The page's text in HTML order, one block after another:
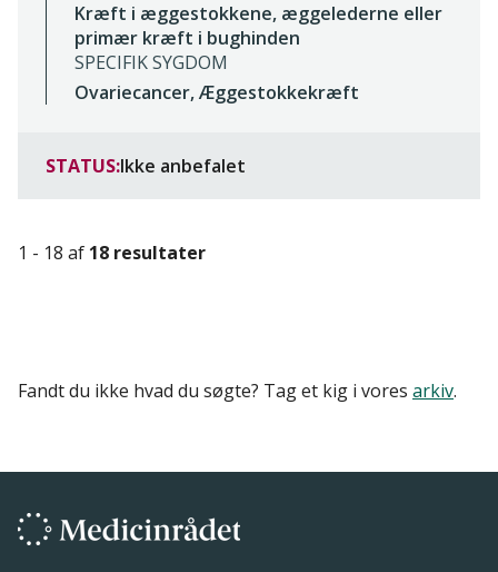
Kræft i æggestokkene, æggelederne eller
primær kræft i bughinden
SPECIFIK SYGDOM
Ovariecancer, Æggestokkekræft
STATUS:Ikke anbefalet
1 - 18 af 18 resultater
Fandt du ikke hvad du søgte? Tag et kig i vores arkiv.